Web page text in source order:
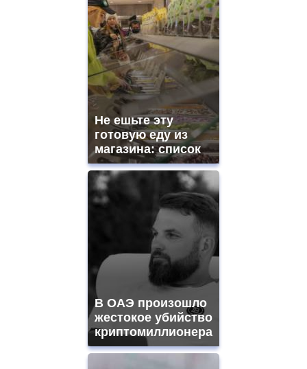
Не ешьте эту
готовую еду из
магазина: список
В ОАЭ произошло
жестокое убийство
криптомиллионера